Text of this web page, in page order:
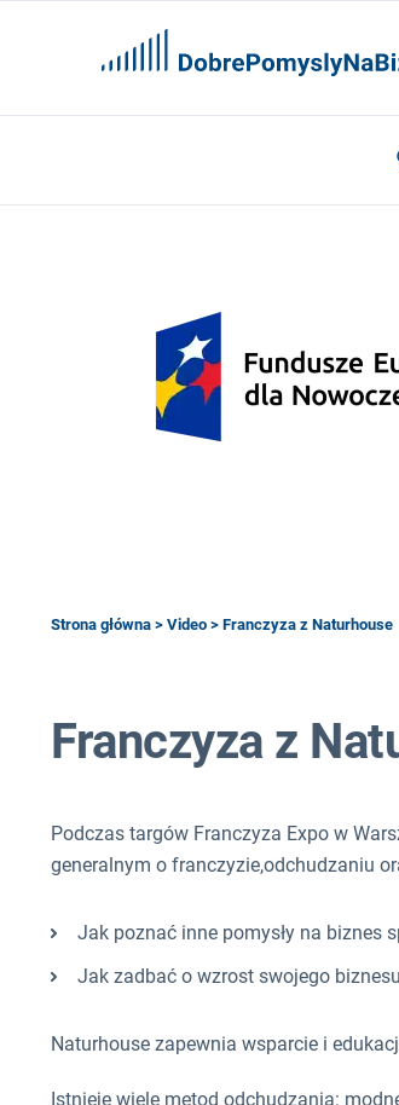
Strona główna > Video > Franczyza z Naturhouse
Franczyza z
Podczas targów Franczyza Expo w
generalnym o franczyzie,odchudzaniu
Jak poznać inne pomysły na biznes
Jak zadbać o wzrost swojego
Naturhouse zapewnia wsparcie i
Istnieje wiele metod odchudzania: